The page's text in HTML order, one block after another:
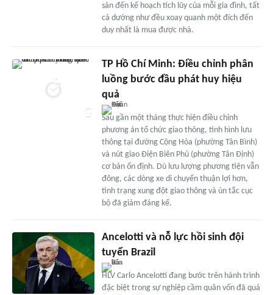
sản đến kế hoạch tích lũy của mỗi gia đình, tất
cả dường như đều xoay quanh một đích đến
duy nhất là mua được nhà.
TP Hồ Chí Minh: Điều chỉnh phân
luồng bước đầu phát huy hiệu
quả
Sau gần một tháng thực hiện điều chỉnh
phương án tổ chức giao thông, tình hình lưu
thông tại đường Cộng Hòa (phường Tân Bình)
và nút giao Điện Biên Phủ (phường Tân Định)
cơ bản ổn định. Dù lưu lượng phương tiện vẫn
đông, các dòng xe di chuyển thuận lợi hơn,
tình trạng xung đột giao thông và ùn tắc cục
bộ đã giảm đáng kể.
Ancelotti và nỗ lực hồi sinh đội
tuyển Brazil
HLV Carlo Ancelotti đang bước trên hành trình
đặc biệt trong sự nghiệp cầm quân vốn đã quá